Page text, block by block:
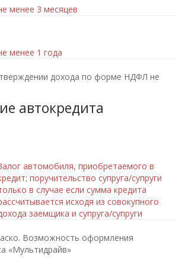
менее 3 месяцев
менее 1 года
дохода по форме НДФЛ не
автокредита
автомобиля, приобретаемого в
поручительство супруга/супруги
в случае если сумма кредита
исходя из совокупного
заемщика и супруга/супруги
Возможность оформления
«Мультидрайв»